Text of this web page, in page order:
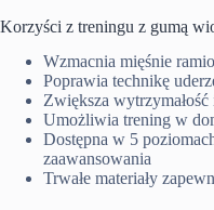
Korzyści z treningu z gumą
Wzmacnia mięśnie
Poprawia technikę
Zwiększa wytrzymałość
Umożliwia trening w
Dostępna w 5
zaawansowania
Trwałe materiały